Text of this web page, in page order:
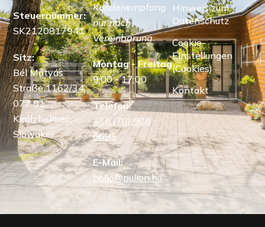
Steuernummer:
SK2120817941
Sitz:
Bél Mátyás
Straße 1162/34,
077 01
Királyhelmec,
Slowakei
Kundenempfang
nur nach
Vereinbarung.
Montag - Freitag
9:00 - 17:00
Telefon:
+36 (70) 908
6695
E-Mail:
hello@pulion.hu
Hinweis zum
Datenschutz
Cookie-
Einstellungen
(Cookies)
Kontakt